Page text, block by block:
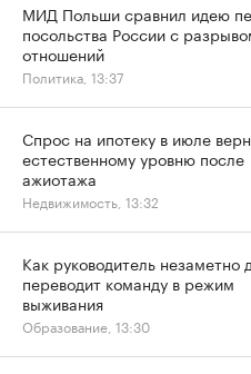
МИД Польши сравнил идею
посольства России с
отношений
Политика, 13:37
Спрос на ипотеку в июле
естественному уровню после
ажиотажа
Недвижимость, 13:32
Как руководитель незаметно
переводит команду в режим
выживания
Образование, 13:30